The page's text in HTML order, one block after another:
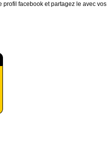
profil facebook et partagez le avec vos